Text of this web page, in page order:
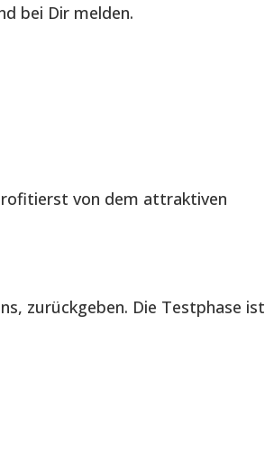
bei Dir melden.
von dem attraktiven
zurückgeben. Die Testphase ist